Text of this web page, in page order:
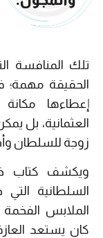
تلك المنافسة
الحقيقة مهمة؛
إعطاءها
العثمانية، بل
زوجة للسلطان
ويكشف كتاب
السلطانية
الملابس الفخمة
كان يستعد